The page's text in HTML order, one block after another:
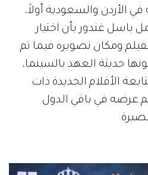
الأردن والسعودية أولاً،
غندور بأن اختيار
ومكان تصويره فيما تم
حديثة العهد بالسينما،
الأفلام الجديدة ذات
عرضه في باقي الدول